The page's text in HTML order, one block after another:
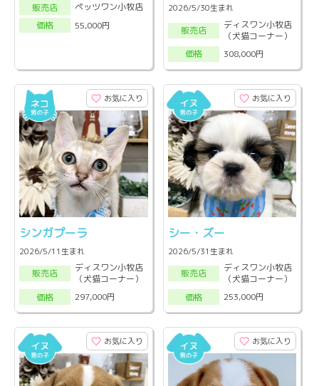
販売店
ペッツワン小牧店
価格
55,000円
2026/5/30生まれ
販売店
ディスワン小牧店
（犬猫コーナー）
価格
308,000円
お気に入り
シンガプーラ
2026/5/11生まれ
販売店
ディスワン小牧店
（犬猫コーナー）
価格
297,000円
お気に入り
シー・ズー
2026/5/31生まれ
販売店
ディスワン小牧店
（犬猫コーナー）
価格
253,000円
お気に入り お気に入り